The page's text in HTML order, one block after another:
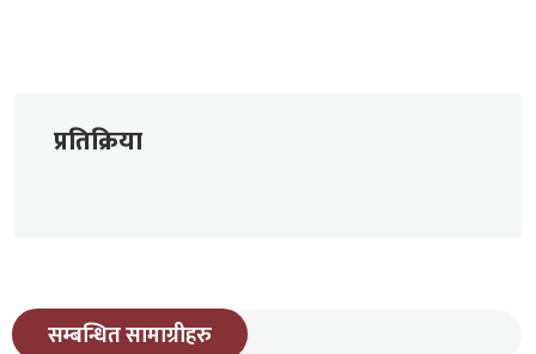
प्रतिक्रिया
सम्बन्धित सामाग्रीहरु